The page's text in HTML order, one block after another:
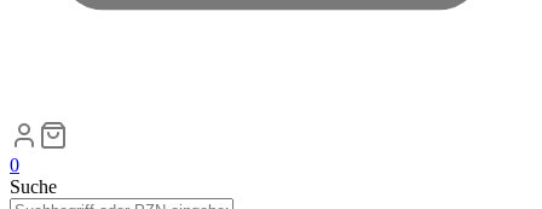
0
Suche